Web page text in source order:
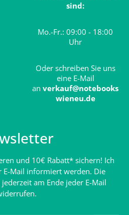
sind:
Mo.-Fr.: 09:00 - 18:00
Uhr
Oder schreiben Sie uns
eine E-Mail
an verkauf@notebooks
wieneu.de
und 10€ Rabatt* sichern! Ich
E-Mail informiert werden. Die
am Ende jeder E-Mail